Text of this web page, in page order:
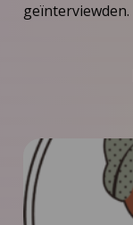
geïnterviewden.